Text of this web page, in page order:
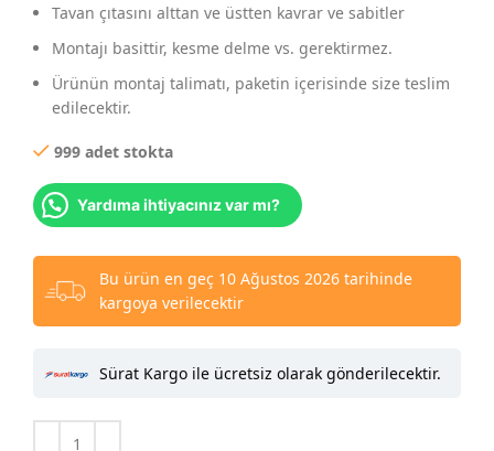
Tavan çıtasını alttan ve üstten kavrar ve sabitler
Montajı basittir, kesme delme vs. gerektirmez.
Ürünün montaj talimatı, paketin içerisinde size teslim
edilecektir.
999 adet stokta
Yardıma ihtiyacınız var mı?
Bu ürün en geç 10 Ağustos 2026 tarihinde
kargoya verilecektir
Sürat Kargo ile ücretsiz olarak gönderilecektir.